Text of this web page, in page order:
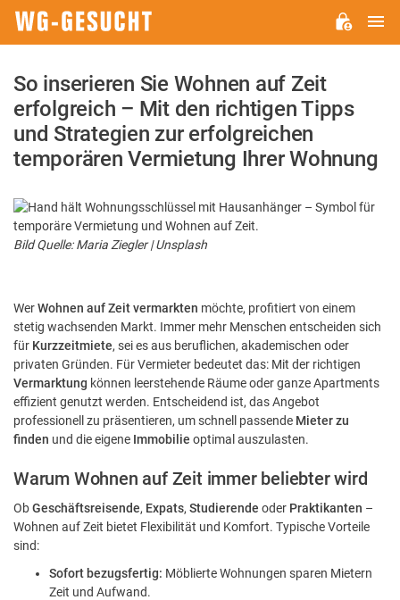
So inserieren Sie Wohnen auf Zeit
erfolgreich – Mit den richtigen Tipps
und Strategien zur erfolgreichen
temporären Vermietung Ihrer Wohnung
Bild Quelle: Maria Ziegler | Unsplash
WerWohnen auf Zeit vermarkten möchte, profitiert von einem
stetig wachsenden Markt. Immer mehr Menschen entscheiden sich
für Kurzzeitmiete, sei es aus beruflichen, akademischen oder
privaten Gründen. Für Vermieter bedeutet das: Mit der richtigen
Vermarktung können leerstehende Räume oder ganze Apartments
effizient genutzt werden. Entscheidend ist, das Angebot
professionell zu präsentieren, um schnell passende Mieter zu
finden und die eigene Immobilie optimal auszulasten.
Warum Wohnen auf Zeit immer beliebter wird
ObGeschäftsreisende, Expats, Studierende oder Praktikanten –
Wohnen auf Zeit bietet Flexibilität und Komfort. Typische Vorteile
sind:
Sofort bezugsfertig: Möblierte Wohnungen sparen Mietern
Zeit und Aufwand.